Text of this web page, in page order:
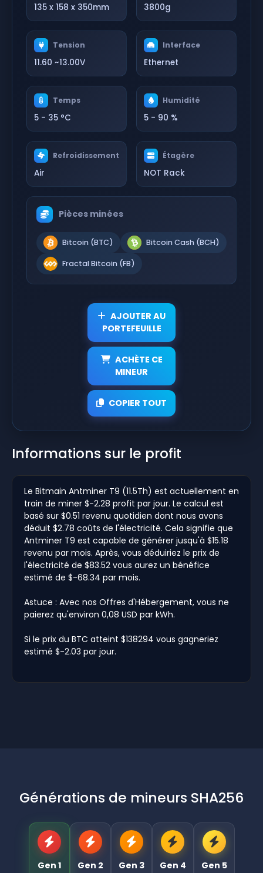
135 x 158 x 350mm 3800g
Tension
11.60 ~13.00V
Interface
Ethernet
Temps
5 - 35 °C
Humidité
5 - 90 %
Refroidissement
Air
Étagère
NOT Rack
Pièces minées
Bitcoin (BTC) Bitcoin Cash (BCH)
Fractal Bitcoin (FB)
AJOUTER AU
PORTEFEUILLE
ACHÈTE CE
MINEUR
COPIER TOUT
Informations sur le profit
Le Bitmain Antminer T9 (11.5Th) est actuellement en
train de miner $-2.28 profit par jour. Le calcul est
basé sur $0.51 revenu quotidien dont nous avons
déduit $2.78 coûts de l'électricité. Cela signifie que
Antminer T9 est capable de générer jusqu'à $15.18
revenu par mois. Après, vous déduiriez le prix de
l'électricité de $83.52 vous aurez un bénéfice
estimé de $-68.34 par mois.
Astuce : Avec nos Offres d'Hébergement, vous ne
paierez qu'environ 0,08 USD par kWh.
Si le prix du BTC atteint $138294 vous gagneriez
estimé $-2.03 par jour.
Générations de mineurs SHA256
Gen 1 Gen 2 Gen 3 Gen 4 Gen 5